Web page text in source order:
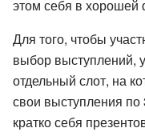
этом себя в
Для того, чтобы
выбор выступлений,
отдельный слот, на
свои выступления по
кратко себя